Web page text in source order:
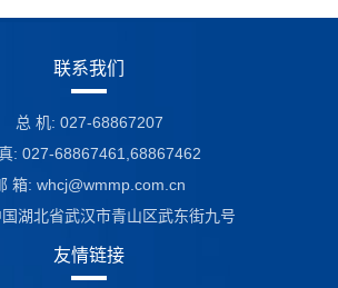
联系我们
总 机: 027-68867207
: 027-68867461,68867462
箱: whcj@wmmp.com.cn
湖北省武汉市青山区武东街九号
友情链接